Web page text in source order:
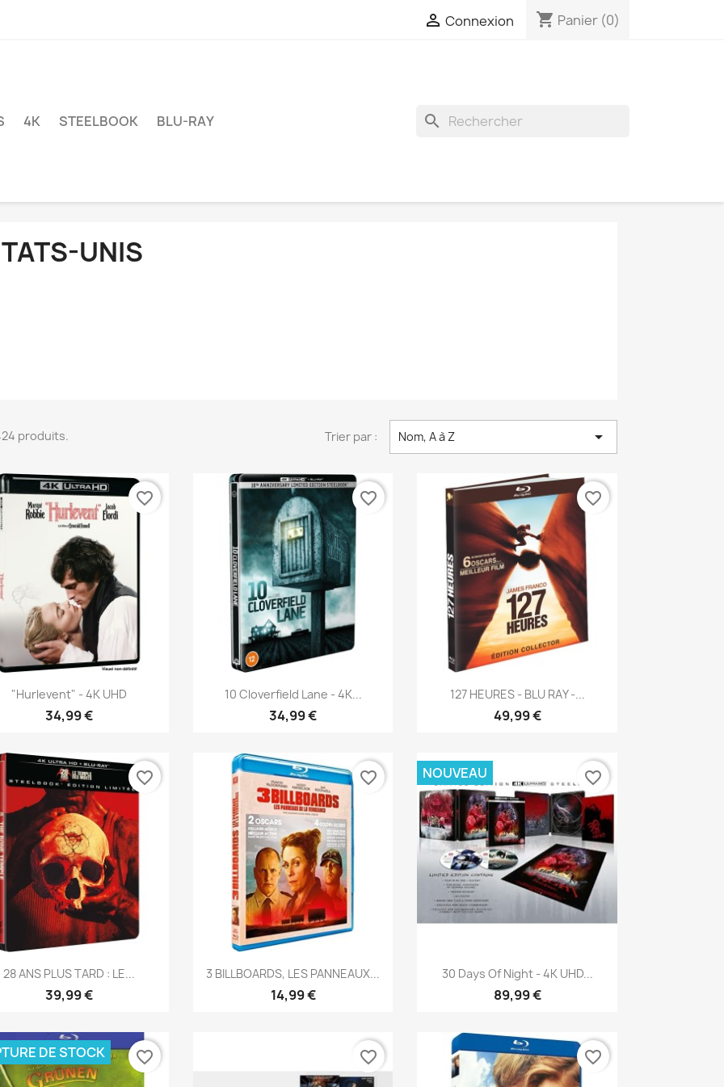
 Connexion shopping_cart Panier (0)
4K STEELBOOK BLU-RAY search
UNIS
produits. Trier par : Nom, A à Z 
Aperçu rapide
"Hurlevent" - 4K UHD
34,99 €
favorite_border
Aperçu rapide
10 Cloverfield Lane - 4K...
34,99 €
favorite_border
Aperçu rapide
127 HEURES - BLU RAY -...
49,99 €
favorite_border
Aperçu rapide
28 ANS PLUS TARD : LE...
39,99 €
favorite_border
Aperçu rapide
3 BILLBOARDS, LES PANNEAUX...
14,99 €
favorite_border
Aperçu rapide
30 Days Of Night - 4K UHD...
89,99 €
NOUVEAU favorite_border
DE STOCK favorite_border favorite_border favorite_border
une liste d'envies ×